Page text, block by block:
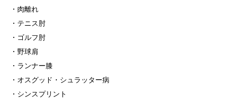
・肉離れ
・テニス肘
・ゴルフ肘
・野球肩
・ランナー膝
・オスグッド・シュラッター病
・シンスプリント